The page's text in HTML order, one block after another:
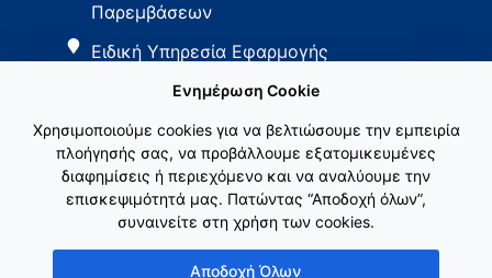
Παρεμβάσεων
Ειδική Υπηρεσία Εφαρμογής
Εθνικό Δίκτυο ΚΑΠ
Ενημέρωση Cookie
Χρησιμοποιούμε cookies για να βελτιώσουμε την εμπειρία
πλοήγησής σας, να προβάλλουμε εξατομικευμένες
διαφημίσεις ή περιεχόμενο και να αναλύουμε την
επισκεψιμότητά μας. Πατώντας “Αποδοχή όλων”,
συναινείτε στη χρήση των cookies.
Αποδοχή Όλων